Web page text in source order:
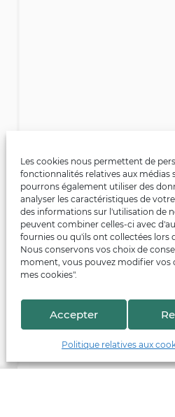
Les cookies nous permettent de
fonctionnalités relatives aux médias
pourrons également utiliser des
analyser les caractéristiques de
des informations sur l'utilisation de
peuvent combiner celles-ci avec
fournies ou qu'ils ont collectées lors
Nous conservons vos choix de
moment, vous pouvez modifier vos
mes cookies".
Accepter
Politique relatives aux